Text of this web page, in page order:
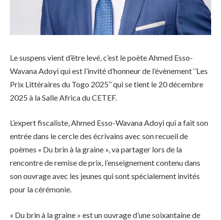
Le suspens vient d’être levé, c’est le poète Ahmed Esso-
Wavana Adoyi qui est l’invité d’honneur de l’évènement ‘’Les
Prix Littéraires du Togo 2025’’ qui se tient le 20 décembre
2025 à la Salle Africa du CETEF.
L’expert fiscaliste, Ahmed Esso-Wavana Adoyi qui a fait son
entrée dans le cercle des écrivains avec son recueil de
poèmes « Du brin à la graine », va partager lors de la
rencontre de remise de prix, l’enseignement contenu dans
son ouvrage avec les jeunes qui sont spécialement invités
pour la cérémonie.
« Du brin à la graine » est un ouvrage d’une soixantaine de